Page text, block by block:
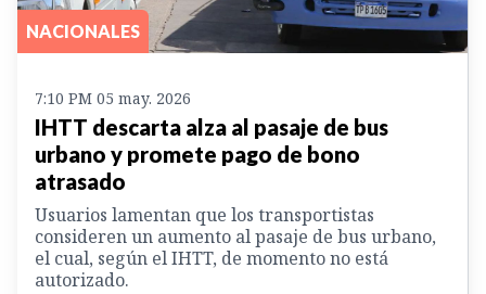
NACIONALES
7:10 PM 05 may. 2026
IHTT descarta alza al pasaje de bus
urbano y promete pago de bono
atrasado
Usuarios lamentan que los transportistas
consideren un aumento al pasaje de bus urbano,
el cual, según el IHTT, de momento no está
autorizado.